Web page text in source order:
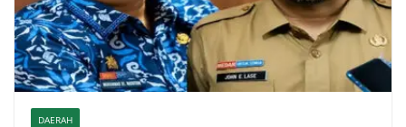
DAERAH